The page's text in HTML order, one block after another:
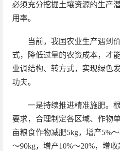
必须充分挖掘土壤资源的生产
用率。
当前，我国农业生产遇到
式，降低过量的农资成本，才
业调结构、转方式，实现绿色
功夫。
一是持续推进精准施肥。
要求，合理制定各区域、作物
亩粮食作物减肥5kg，增产5%
～90kg，增产10%～20%，增